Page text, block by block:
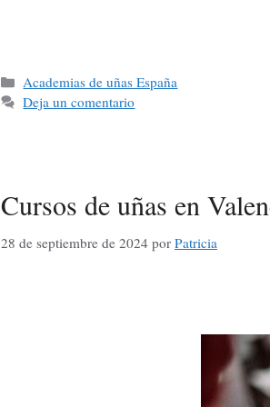
Academias de uñas España
Deja un comentario
Cursos de uñas en
28 de septiembre de 2024 por Patricia